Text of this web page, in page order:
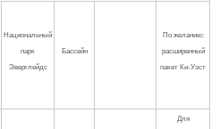
Национальный
парк
Эверглейдс
Бассейн
По желанию:
расширенный
пакет Ки-Уэст
Для